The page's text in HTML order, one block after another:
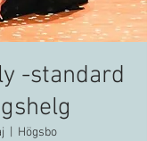
-standard
Högsbo